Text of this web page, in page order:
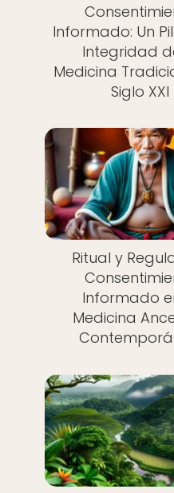
Informado: Un
Integridad
Medicina
Siglo XXI
Ritual y
Informado
Medicina